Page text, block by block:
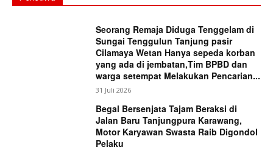
Seorang Remaja Diduga Tenggelam di
Sungai Tenggulun Tanjung pasir
Cilamaya Wetan Hanya sepeda korban
yang ada di jembatan,Tim BPBD dan
warga setempat Melakukan Pencarian...
31 Juli 2026
Begal Bersenjata Tajam Beraksi di
Jalan Baru Tanjungpura Karawang,
Motor Karyawan Swasta Raib Digondol
Pelaku